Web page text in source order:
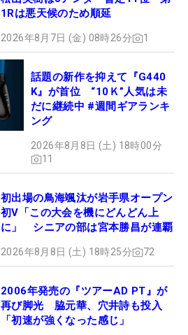
1Rは悪天候のため順延
2026年8月7日 (金) 08時26分 1
話題の新作を抑えて『G440
K』が首位 “10Ｋ”人気は未
だに継続中 #週間ギアランキ
ング
2026年8月8日 (土) 18時00分
11
初出場の鳥海颯汰が岩手県オープン
初V「この大会を機にどんどん上
に」 シニアの部は宮本勝昌が連覇
2026年8月8日 (土) 18時25分 72
2006年発売の『ツアーAD PT』が
再び脚光 脇元華、穴井詩も投入
「初速が強くなった感じ」